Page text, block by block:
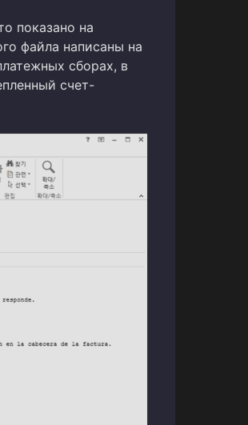
показано на
файла написаны на
сборах, в
счет-